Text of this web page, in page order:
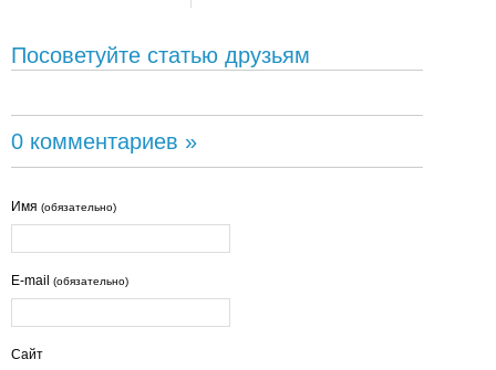
Посоветуйте статью друзьям
0 комментариев »
Имя (обязательно)
E-mail (обязательно)
Сайт